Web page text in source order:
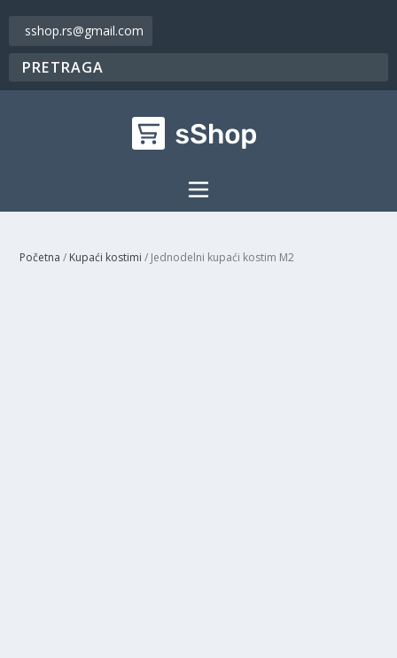
sshop.rs@gmail.com
Početna / Kupaći kostimi / Jednodelni kupaći kostim M2